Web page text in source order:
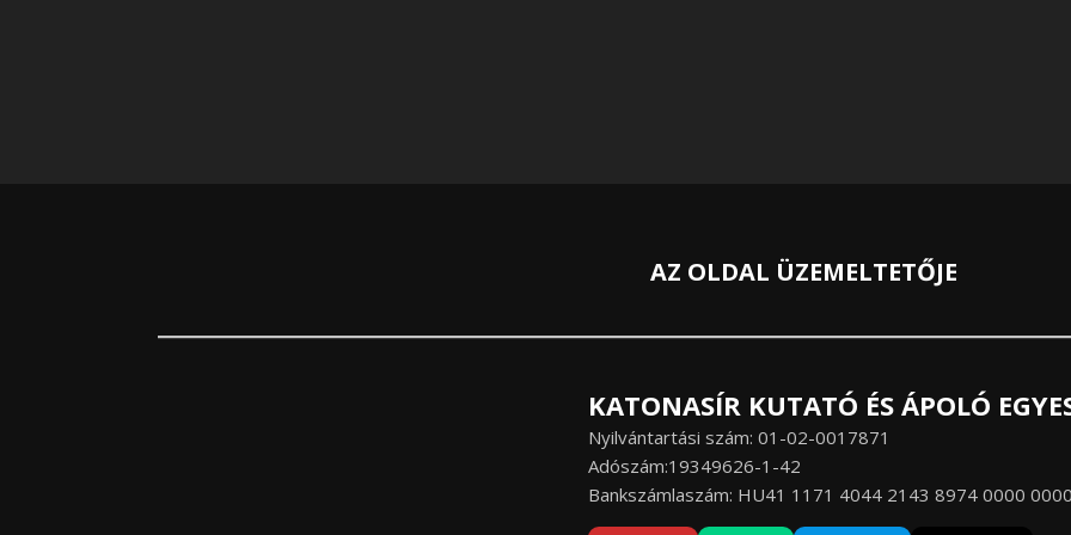
AZ OLDAL ÜZEMELTETŐJE
KATONASÍR KUTATÓ ÉS ÁPOLÓ
Nyilvántartási szám: 01-02-0017871
Adószám:19349626-1-42
Bankszámlaszám: HU41 1171 4044 2143 8974 0000 0000